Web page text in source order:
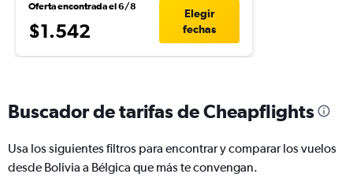
Oferta encontrada el 6/8
$1.542
Elegir
fechas
Buscador de tarifas de Cheapflights
Usa los siguientes filtros para encontrar y comparar los vuelos
desde Bolivia a Bélgica que más te convengan.